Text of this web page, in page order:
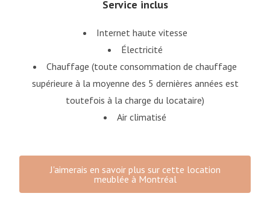
Service inclus
Internet haute vitesse
Électricité
Chauffage (toute consommation de chauffage
supérieure à la moyenne des 5 dernières années est
toutefois à la charge du locataire)
Air climatisé
J'aimerais en savoir plus sur cette location
meublée à Montréal